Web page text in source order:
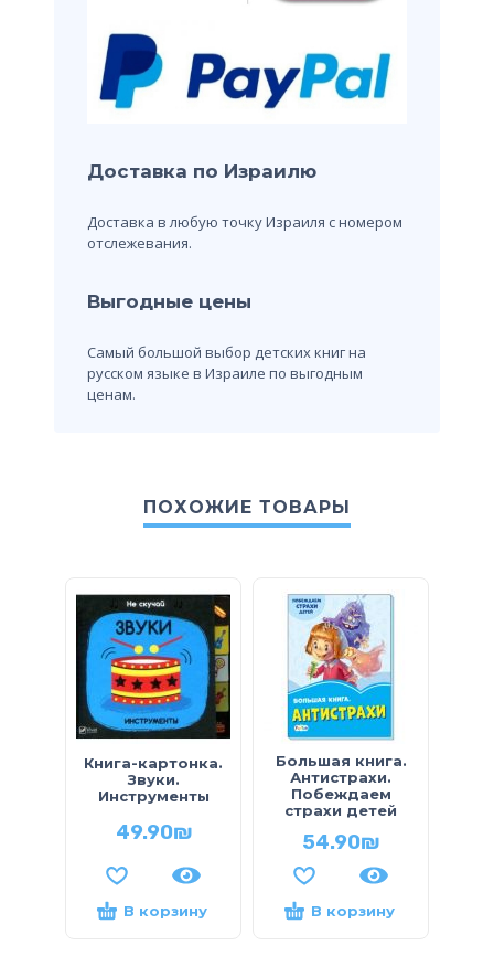
Доставка по Израилю
Доставка в любую точку Израиля с номером
отслежевания.
Выгодные цены
Самый большой выбор детских книг на
русском языке в Израиле по выгодным
ценам.
ПОХОЖИЕ ТОВАРЫ
Книга-картонка.
Звуки.
Инструменты
49.90₪
В корзину
Большая книга.
Антистрахи.
Побеждаем
страхи детей
54.90₪
В корзину